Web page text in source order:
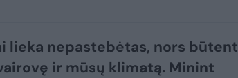
lieka nepastebėtas, nors būtent
ir mūsų klimatą. Minint